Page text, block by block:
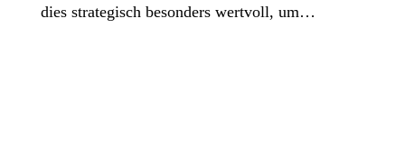
dies strategisch besonders wertvoll, um…